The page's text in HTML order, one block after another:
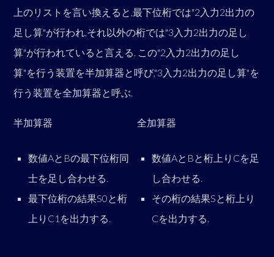
上のリストを言い換えると,最下位桁では"2入力2出力の
足し算"が行われ,それ以外の桁では"3入力2出力の足し
算"が行われていると言える. この"2入力2出力の足し
算"を行う装置を半加算器と呼び,"3入力2出力の足し算"を
行う装置を全加算器と呼ぶ.
半加算器
数値AとBの最下位桁同
士を足し合わせる.
最下位桁の結果S0と桁
上りC1を出力する.
全加算器
数値AとBと桁上りCを足
し合わせる.
その桁の結果Sと桁上り
Cを出力する.